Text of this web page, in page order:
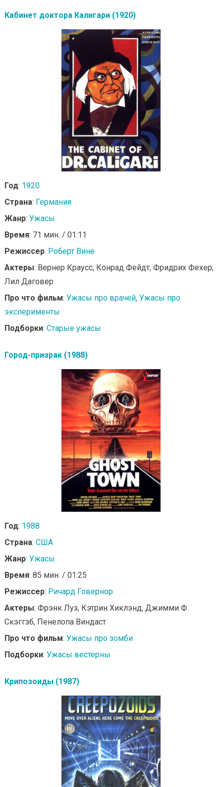
Кабинет доктора Калигари (1920)
Год: 1920
Страна: Германия
Жанр: Ужасы
Время: 71 мин. / 01:11
Режиссер: Роберт Вине
Актеры: Вернер Краусс, Конрад Фейдт, Фридрих Фехер,
Лил Даговер
Про что фильм: Ужасы про врачей, Ужасы про
эксперименты
Подборки: Старые ужасы
Город-призрак (1988)
Год: 1988
Страна: США
Жанр: Ужасы
Время: 85 мин. / 01:25
Режиссер: Ричард Говернор
Актеры: Фрэнк Луз, Кэтрин Хиклэнд, Джимми Ф.
Скэггзб, Пенелопа Виндаст
Про что фильм: Ужасы про зомби
Подборки: Ужасы вестерны
Крипозоиды (1987)